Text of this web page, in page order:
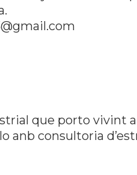
que porto vivint
anb consultoria